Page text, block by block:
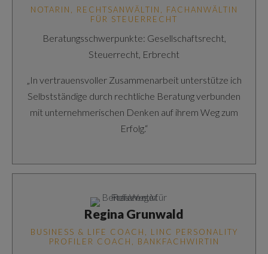
NOTARIN, RECHTSANWÄLTIN, FACHANWÄLTIN
FÜR STEUERRECHT
Beratungsschwerpunkte: Gesellschaftsrecht,
Steuerrecht, Erbrecht
„In vertrauensvoller Zusammenarbeit unterstütze ich
Selbstständige durch rechtliche Beratung verbunden
mit unternehmerischen Denken auf ihrem Weg zum
Erfolg.“
Regina Grunwald
BUSINESS & LIFE COACH, LINC PERSONALITY
PROFILER COACH, BANKFACHWIRTIN